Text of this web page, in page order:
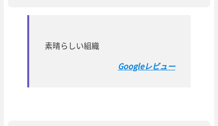
素晴らしい組織
Googleレビュー